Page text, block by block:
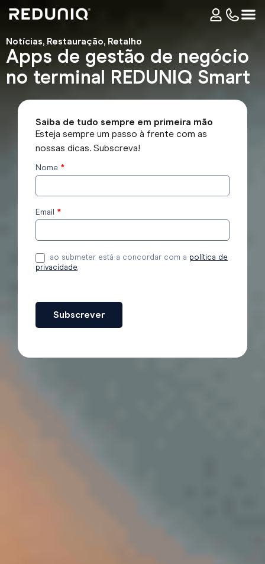
Notícias, Restauração, Retalho
Apps de gestão de negócio
no terminal REDUNIQ Smart
Saiba de tudo sempre em primeira mão
Esteja sempre um passo à frente com as
nossas dicas. Subscreva!
Subscrever
Nome *
Email *
ao submeter está a concordar com a política de
privacidade.
Subscrever